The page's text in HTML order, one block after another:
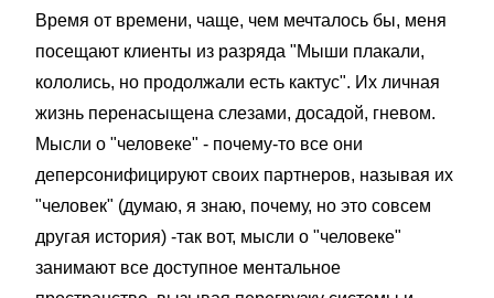
Время от времени, чаще, чем мечталось бы, меня
посещают клиенты из разряда "Мыши плакали,
кололись, но продолжали есть кактус". Их личная
жизнь перенасыщена слезами, досадой, гневом.
Мысли о "человеке" - почему-то все они
деперсонифицируют своих партнеров, называя их
"человек" (думаю, я знаю, почему, но это совсем
другая история) -так вот, мысли о "человеке"
занимают все доступное ментальное